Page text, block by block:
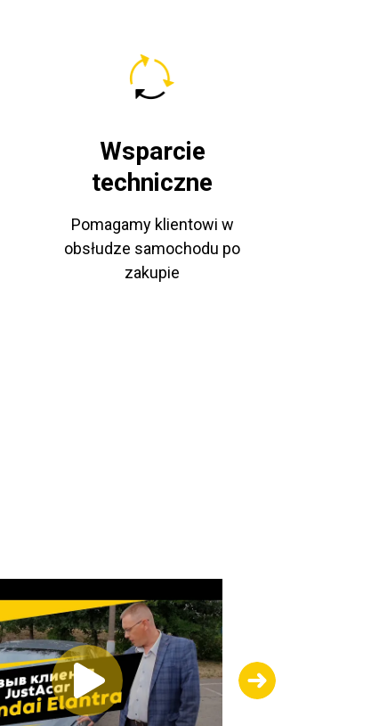
Wsparcie
techniczne
Pomagamy klientowi w
obsłudze samochodu po
zakupie